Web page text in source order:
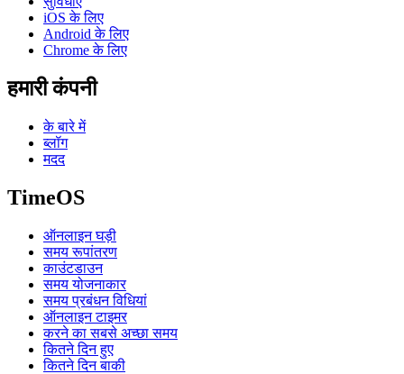
iOS के लिए
Android के लिए
Chrome के लिए
हमारी कंपनी
के बारे में
ब्लॉग
मदद
TimeOS
ऑनलाइन घड़ी
समय रूपांतरण
काउंटडाउन
समय योजनाकार
समय प्रबंधन विधियां
ऑनलाइन टाइमर
करने का सबसे अच्छा समय
कितने दिन हुए
कितने दिन बाकी